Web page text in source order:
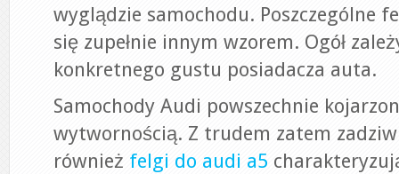
wyglądzie samochodu. Poszczególne
się zupełnie innym wzorem. Ogół
konkretnego gustu posiadacza auta.
Samochody Audi powszechnie
wytwornością. Z trudem zatem
również felgi do audi a5